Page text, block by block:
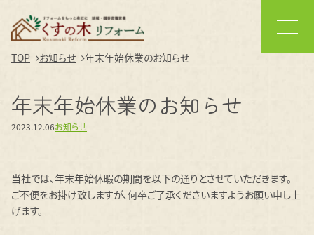
TOP お知らせ 年末年始休業のお知らせ
年末年始休業のお知らせ
2023.12.06お知らせ
当社では、年末年始休暇の期間を以下の通りとさせていただきます。
ご不便をお掛け致しますが、何卒ご了承くださいますようお願い申し上
げます。